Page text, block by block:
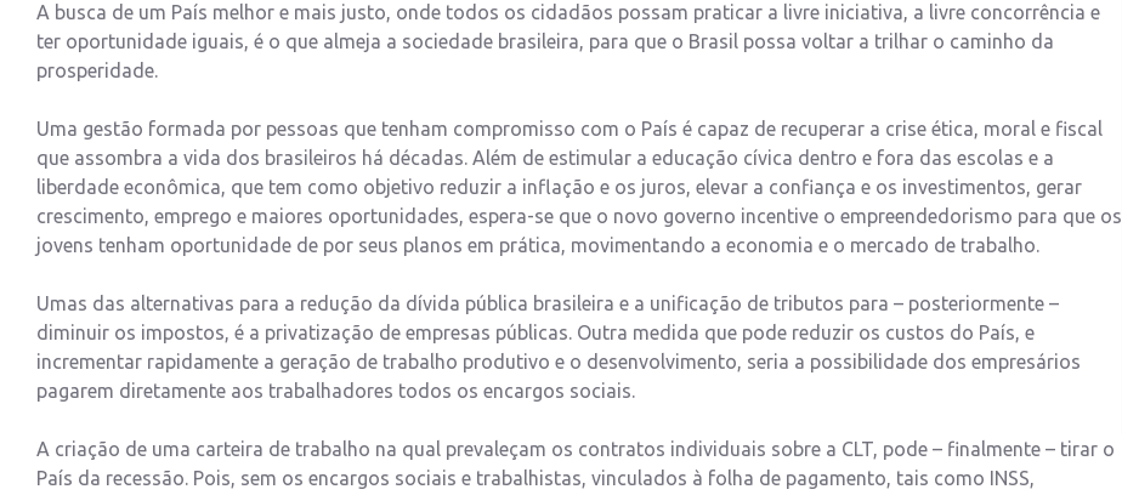
A busca de um País melhor e mais justo, onde todos os cidadãos possam praticar a livre iniciativa, a livre concorrência e
ter oportunidade iguais, é o que almeja a sociedade brasileira, para que o Brasil possa voltar a trilhar o caminho da
prosperidade.
Uma gestão formada por pessoas que tenham compromisso com o País é capaz de recuperar a crise ética, moral e fiscal
que assombra a vida dos brasileiros há décadas. Além de estimular a educação cívica dentro e fora das escolas e a
liberdade econômica, que tem como objetivo reduzir a inflação e os juros, elevar a confiança e os investimentos, gerar
crescimento, emprego e maiores oportunidades, espera-se que o novo governo incentive o empreendedorismo para que os
jovens tenham oportunidade de por seus planos em prática, movimentando a economia e o mercado de trabalho.
Umas das alternativas para a redução da dívida pública brasileira e a unificação de tributos para – posteriormente –
diminuir os impostos, é a privatização de empresas públicas. Outra medida que pode reduzir os custos do País, e
incrementar rapidamente a geração de trabalho produtivo e o desenvolvimento, seria a possibilidade dos empresários
pagarem diretamente aos trabalhadores todos os encargos sociais.
A criação de uma carteira de trabalho na qual prevaleçam os contratos individuais sobre a CLT, pode – finalmente – tirar o
País da recessão. Pois, sem os encargos sociais e trabalhistas, vinculados à folha de pagamento, tais como INSS,